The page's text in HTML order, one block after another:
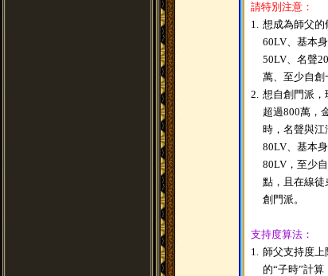
請特別注意：
1. 想成為師父的
60LV、基本
50LV、名聲
萬、至少自創
2. 想自創門派，
超過800萬，
時，名聲與江
80LV、基本
80LV，至少
點，且在線徒
創門派。
支持度算法：
1. 師父支持度上
的“子時”計